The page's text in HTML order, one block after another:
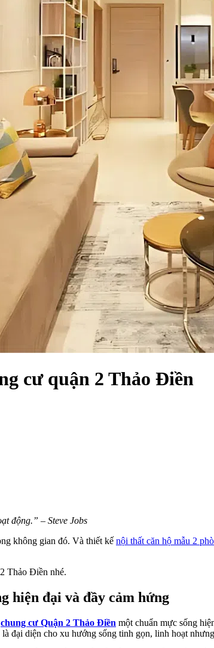
cư quận 2 Thảo Điền
động.” – Steve Jobs
không gian đó. Và thiết kế nội thất căn hộ mẫu 2
Thảo Điền nhé.
hiện đại và đầy cảm hứng
chung cư Quận 2 Thảo Điền một chuẩn mực sống
đại diện cho xu hướng sống tinh gọn, linh hoạt